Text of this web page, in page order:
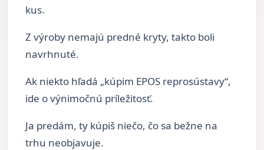
kus.
Z výroby nemajú predné kryty, takto boli
navrhnuté.
Ak niekto hľadá „kúpim EPOS reprosústavy“,
ide o výnimočnú príležitosť.
Ja predám, ty kúpiš niečo, čo sa bežne na
trhu neobjavuje.